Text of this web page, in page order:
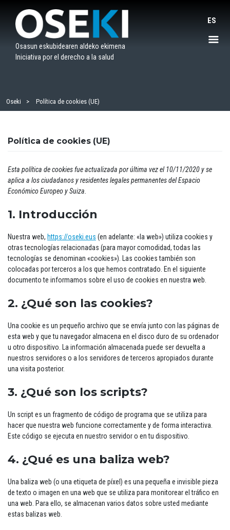
contenido
Osasun eskubidearen aldeko ekimena
Iniciativa por el derecho a la salud
ES
Oseki Política de cookies (UE)
Política de cookies (UE)
Esta política de cookies fue actualizada por última vez el 10/11/2020 y se
aplica a los ciudadanos y residentes legales permanentes del Espacio
Económico Europeo y Suiza.
1. Introducción
Nuestra web, https://oseki.eus (en adelante: «la web») utiliza cookies y
otras tecnologías relacionadas (para mayor comodidad, todas las
tecnologías se denominan «cookies»). Las cookies también son
colocadas por terceros a los que hemos contratado. En el siguiente
documento te informamos sobre el uso de cookies en nuestra web.
2. ¿Qué son las cookies?
Una cookie es un pequeño archivo que se envía junto con las páginas de
esta web y que tu navegador almacena en el disco duro de su ordenador
u otro dispositivo. La información almacenada puede ser devuelta a
nuestros servidores o a los servidores de terceros apropiados durante
una visita posterior.
3. ¿Qué son los scripts?
Un script es un fragmento de código de programa que se utiliza para
hacer que nuestra web funcione correctamente y de forma interactiva.
Este código se ejecuta en nuestro servidor o en tu dispositivo.
4. ¿Qué es una baliza web?
Una baliza web (o una etiqueta de píxel) es una pequeña e invisible pieza
de texto o imagen en una web que se utiliza para monitorear el tráfico en
una web. Para ello, se almacenan varios datos sobre usted mediante
estas balizas web.